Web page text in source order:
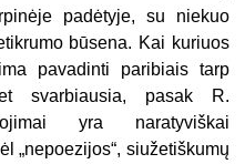
padėtyje, su niekuo
būsena. Kai kuriuos
pavadinti paribiais tarp
svarbiausia, pasak R.
yra naratyviškai
„nepoezijos“, siužetiškumų